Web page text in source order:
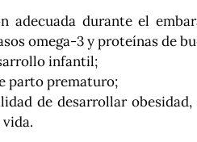
adecuada durante el
omega-3 y proteínas de
infantil;
parto prematuro;
de desarrollar